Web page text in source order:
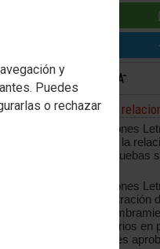
y
Puedes
o rechazar
Noticias
Oposiciones
modifica la
de las pruebas
Oposiciones
Administración
libre:
funcionarios
opositores